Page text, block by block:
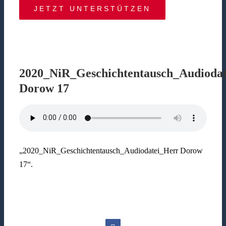
JETZT UNTERSTÜTZEN
Dorow 17
„2020_NiR_Geschichtentausch_Audiodatei_Herr Dorow
17“.